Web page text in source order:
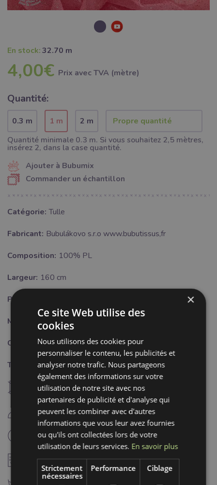
En stock:32.70 m
4,00€ Prix ​​avec TVA (mètre)
Quantité:
0.3 m 1 m
2 m
Quantité minimale 0.3 m. Si vous souhaitez 2,5 mètres,
insérez 2, dans la case quantité.
Ajouter à Bubumix
Commander un échantillon
Catégorie: Tulle
Fabricant: Bubulákovo s.r.o www.bubutissus,fr
Composition: 100% PL
Largeur: 160 cm
Poids:
Motif: Uni
Couleur: rose
Traitement:
U ne pas sécher à machine
D repassage fer froid (110°C)
L nettoyage à sec professionnel
A ne pas utiliser d'adoucissant
×
Ce site Web utilise des
cookies
Nous utilisons des cookies pour
personnaliser le contenu, les publicités et
analyser notre trafic. Nous partageons
également des informations sur votre
utilisation de notre site avec nos
partenaires de publicité et d'analyse qui
peuvent les combiner avec d'autres
informations que vous leur avez fournies
ou qu'ils ont collectées lors de votre
utilisation de leurs services. En savoir plus
Strictement
nécessaires
Performance Ciblage